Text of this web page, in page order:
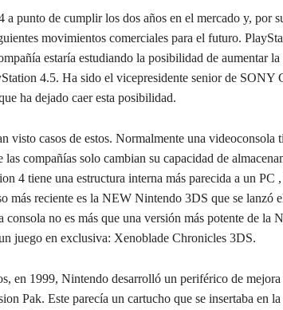
a punto de cumplir los dos años en el mercado y, por
movimientos comerciales para el futuro.
estaría estudiando la posibilidad de aumentar
4.5. Ha sido el vicepresidente senior de SONY
ha dejado caer esta posibilidad.
visto casos de estos. Normalmente una videoconsola
las compañías solo cambian su capacidad de
4 tiene una estructura interna más parecida a un PC
más reciente es la NEW Nintendo 3DS que se lanzó
consola no es más que una versión más potente de la
juego en exclusiva: Xenoblade Chronicles 3DS.
en 1999, Nintendo desarrolló un periférico de
Pak. Este parecía un cartucho que se insertaba en